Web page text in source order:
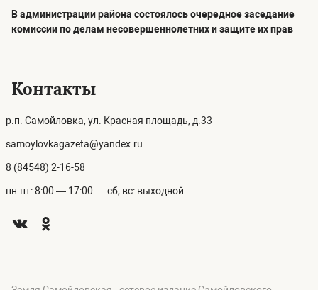
В администрации района состоялось очередное заседание
комиссии по делам несовершеннолетних и защите их прав
Контакты
р.п. Самойловка, ул. Красная площадь, д.33
samoylovkagazeta@yandex.ru
8 (84548) 2-16-58
пн-пт: 8:00 — 17:00 сб, вс: выходной